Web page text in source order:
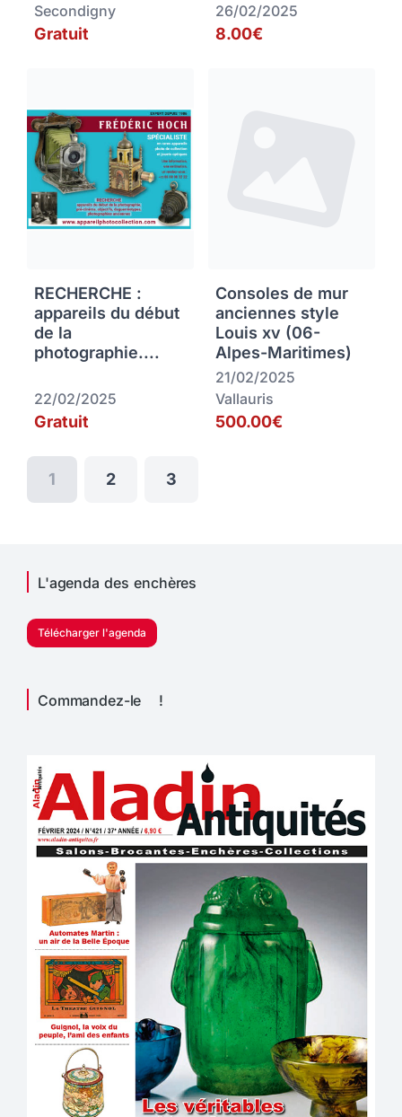
Secondigny
Gratuit
26/02/2025
8.00€
RECHERCHE :
appareils du début
de la
photographie....
22/02/2025
Gratuit
Consoles de mur
anciennes style
Louis xv (06-
Alpes-Maritimes)
21/02/2025
Vallauris
500.00€
1 2 3
L'agenda des enchères
Télécharger l'agenda
Commandez-le !